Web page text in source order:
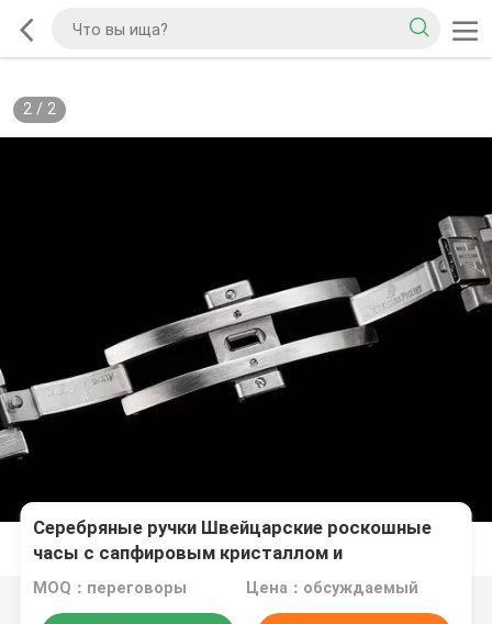
2/ 2
Серебряные ручки Швейцарские роскошные
часы с сапфировым кристаллом и
механическим механизмом
MOQ：переговоры Цена：обсуждаемый